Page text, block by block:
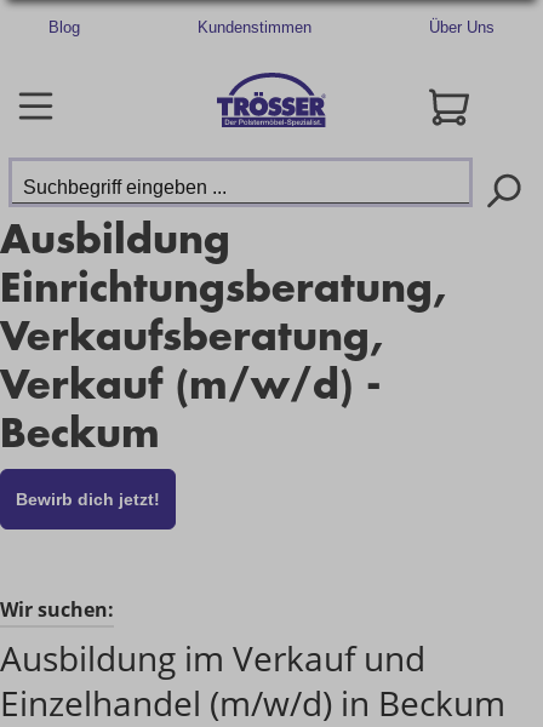
Blog Kundenstimmen Über Uns
Ausbildung
Einrichtungsberatung,
Verkaufsberatung,
Verkauf (m/w/d) -
Beckum
Bewirb dich jetzt!
Wir suchen:
Ausbildung im Verkauf und
Einzelhandel (m/w/d) in Beckum